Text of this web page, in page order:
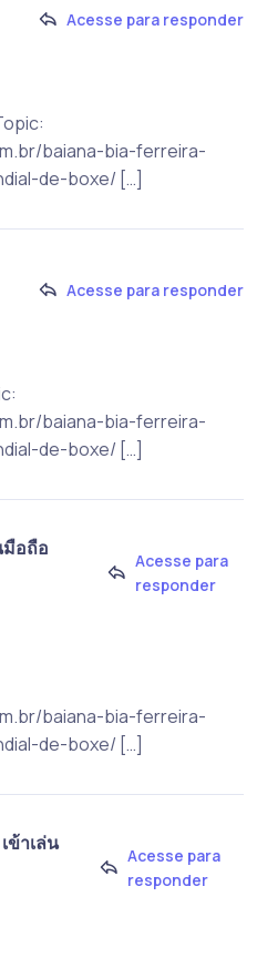
Acesse para responder
baiana-bia-ferreira-
de-boxe/ […]
Acesse para responder
baiana-bia-ferreira-
de-boxe/ […]
มือถือ
Acesse para
responder
baiana-bia-ferreira-
de-boxe/ […]
ข้าเล่น
Acesse para
responder